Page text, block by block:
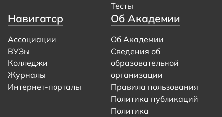
Тесты
Навигатор
Ассоциации
ВУЗы
Колледжи
Журналы
Интернет-порталы
Об Академии
Об Академии
Сведения об
образовательной
организации
Правила пользования
Политика публикаций
Политика